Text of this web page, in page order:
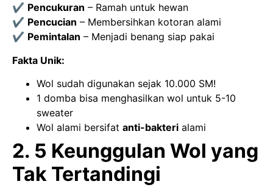
✔ Pencukuran – Ramah untuk hewan
✔ Pencucian – Membersihkan kotoran alami
✔ Pemintalan – Menjadi benang siap pakai
Fakta Unik:
Wol sudah digunakan sejak 10.000 SM!
1 domba bisa menghasilkan wol untuk 5-10
sweater
Wol alami bersifat anti-bakteri alami
2. 5 Keunggulan Wol yang
Tak Tertandingi